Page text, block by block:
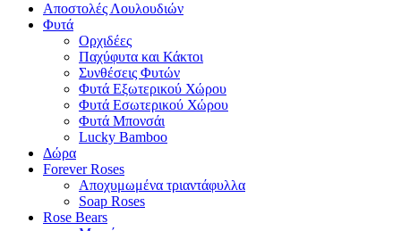
Αποστολές Λουλουδιών
Φυτά
Ορχιδέες
Παχύφυτα και Κάκτοι
Συνθέσεις Φυτών
Φυτά Εξωτερικού Χώρου
Φυτά Εσωτερικού Χώρου
Φυτά Μπονσάι
Lucky Bamboo
Δώρα
Forever Roses
Αποχυμωμένα τριαντάφυλλα
Soap Roses
Rose Βears